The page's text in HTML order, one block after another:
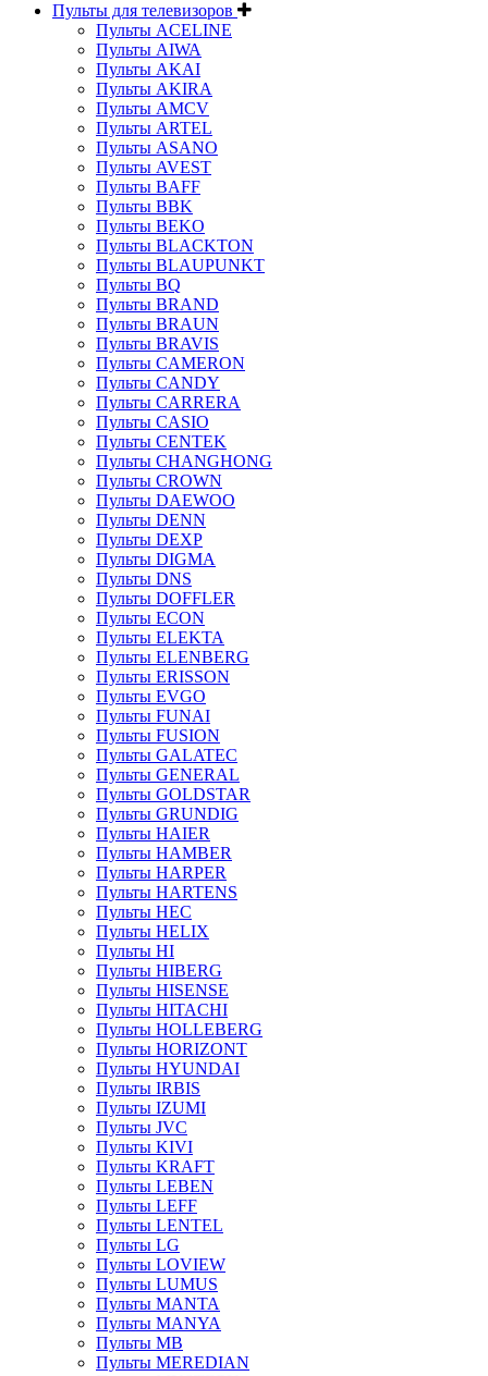
Пульты для телевизоров
Пульты ACELINE
Пульты AIWA
Пульты AKAI
Пульты AKIRA
Пульты AMCV
Пульты ARTEL
Пульты ASANO
Пульты AVEST
Пульты BAFF
Пульты BBK
Пульты BEKO
Пульты BLACKTON
Пульты BLAUPUNKT
Пульты BQ
Пульты BRAND
Пульты BRAUN
Пульты BRAVIS
Пульты CAMERON
Пульты CANDY
Пульты CARRERA
Пульты CASIO
Пульты CENTEK
Пульты CHANGHONG
Пульты CROWN
Пульты DAEWOO
Пульты DENN
Пульты DEXP
Пульты DIGMA
Пульты DNS
Пульты DOFFLER
Пульты ECON
Пульты ELEKTA
Пульты ELENBERG
Пульты ERISSON
Пульты EVGO
Пульты FUNAI
Пульты FUSION
Пульты GALATEC
Пульты GENERAL
Пульты GOLDSTAR
Пульты GRUNDIG
Пульты HAIER
Пульты HAMBER
Пульты HARPER
Пульты HARTENS
Пульты HEC
Пульты HELIX
Пульты HI
Пульты HIBERG
Пульты HISENSE
Пульты HITACHI
Пульты HOLLEBERG
Пульты HORIZONT
Пульты HYUNDAI
Пульты IRBIS
Пульты IZUMI
Пульты JVC
Пульты KIVI
Пульты KRAFT
Пульты LEBEN
Пульты LEFF
Пульты LENTEL
Пульты LG
Пульты LOVIEW
Пульты LUMUS
Пульты MANTA
Пульты MANYA
Пульты MB
Пульты MEREDIAN